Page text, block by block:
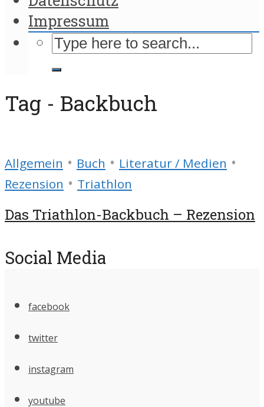
Impressum
Tag - Backbuch
Allgemein • Buch • Literatur / Medien •
Rezension • Triathlon
Das Triathlon-Backbuch – Rezension
Social Media
facebook
twitter
instagram
youtube